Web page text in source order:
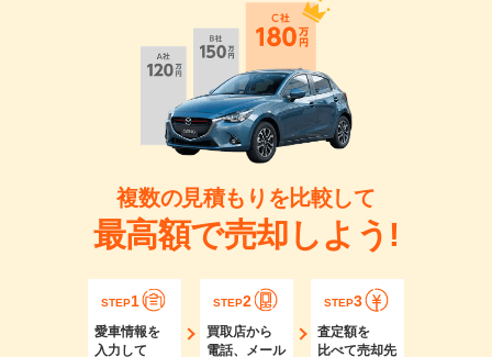
複数の見積もりを比較して
最高額で売却しよう!
STEP1
愛車情報を
入力して
STEP2
買取店から
電話、メール
STEP3
査定額を
比べて売却先